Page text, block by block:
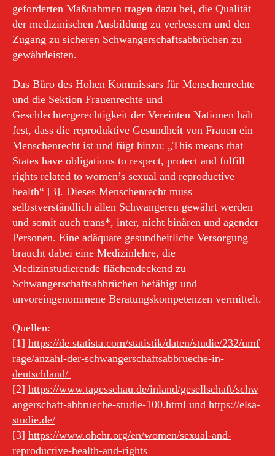
geforderten Maßnahmen tragen dazu bei, die Qualität
der medizinischen Ausbildung zu verbessern und den
Zugang zu sicheren Schwangerschaftsabbrüchen zu
gewährleisten.
Das Büro des Hohen Kommissars für Menschenrechte
und die Sektion Frauenrechte und
Geschlechtergerechtigkeit der Vereinten Nationen hält
fest, dass die reproduktive Gesundheit von Frauen ein
Menschenrecht ist und fügt hinzu: „This means that
States have obligations to respect, protect and fulfill
rights related to women’s sexual and reproductive
health“ [3]. Dieses Menschenrecht muss
selbstverständlich allen Schwangeren gewährt werden
und somit auch trans*, inter, nicht binären und agender
Personen. Eine adäquate gesundheitliche Versorgung
braucht dabei eine Medizinlehre, die
Medizinstudierende flächendeckend zu
Schwangerschaftsabbrüchen befähigt und
unvoreingenommene Beratungskompetenzen vermittelt.
Quellen:
[1] https://de.statista.com/statistik/daten/studie/232/umf
rage/anzahl-der-schwangerschaftsabbrueche-in-
deutschland/
[2] https://www.tagesschau.de/inland/gesellschaft/schw
angerschaft-abbrueche-studie-100.html und https://elsa-
studie.de/
[3] https://www.ohchr.org/en/women/sexual-and-
reproductive-health-and-rights